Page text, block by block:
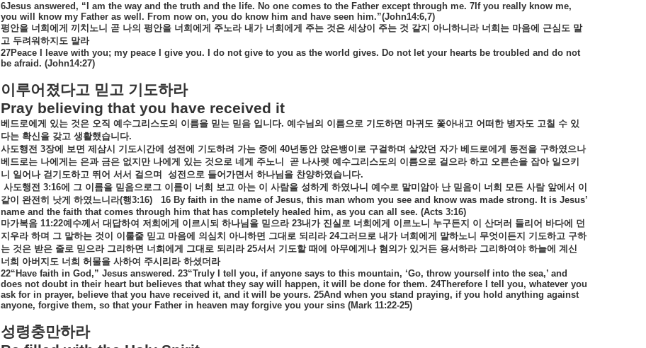
6Jesus answered, “I am the way and the truth and the life. No one comes to the Father except through me. 7If you really know me,
you will know my Father as well. From now on, you do know him and have seen him.”(John14:6,7)
평안을 너희에게 끼치노니 곧 나의 평안을 너희에게 주노라 내가 너희에게 주는 것은 세상이 주는 것 같지 아니하니라 너희는 마음에 근심도 말
고 두려워하지도 말라
27Peace I leave with you; my peace I give you. I do not give to you as the world gives. Do not let your hearts be troubled and do not
be afraid. (John14:27)
이루어졌다고 믿고 기도하라
Pray believing that you have received it
베드로에게 있는 것은 오직 예수그리스도의 이름을 믿는 믿음 입니다. 예수님의 이름으로 기도하면 마귀도 쫓아내고 어떠한 병자도 고칠 수 있
다는 확신을 갖고 생활했습니다.
사도행전 3장에 보면 제삼시 기도시간에 성전에 기도하려 가는 중에 40년동안 앉은뱅이로 구걸하며 살았던 자가 베드로에게 동전을 구하였으나
베드로는 나에게는 은과 금은 없지만 나에게 있는 것으로 네게 주노니 곧 나사렛 예수그리스도의 이름으로 걸으라 하고 오른손을 잡아 일으키
니 일어나 걷기도하고 뛰어 서서 걸으며 성전으로 들어가면서 하나님을 찬양하였습니다.
사도행전 3:16에 그 이름을 믿음으로그 이름이 너희 보고 아는 이 사람을 성하게 하였나니 예수로 말미암아 난 믿음이 너희 모든 사람 앞에서 이
같이 완전히 낫게 하였느니라(행3:16)
16 By faith in the name of Jesus, this man whom you see and know was made strong. It is Jesus’
name and the faith that comes through him that has completely healed him, as you can all see. (Acts 3:16)
마가복음 11:22예수께서 대답하여 저희에게 이르시되 하나님을 믿으라23내가 진실로 너희에게 이르노니 누구든지 이 산더러 들리어 바다에
던
지우라 하며 그 말하는 것이 이룰줄 믿고 마음에 의심치 아니하면 그대로 되리라24그러므로 내가 너희에게 말하노니 무엇이든지 기도하고 구하
는 것은 받은 줄로 믿으라 그리하면 너희에게 그대로 되리라25서서 기도할 때에 아무에게나 혐의가 있거든 용서하라 그리하여야 하늘에 계신
너희 아버지도 너희 허물을 사하여 주시리라 하셨더라
22“Have faith in God,” Jesus answered. 23“Truly I tell you, if anyone says to this mountain, ‘Go, throw yourself into the sea,’ and
does not doubt in their heart but believes that what they say will happen, it will be done for them. 24Therefore I tell you, whatever you
ask for in prayer, believe that you have received it, and it will be yours. 25And when you stand praying, if you hold anything against
anyone, forgive them, so that your Father in heaven may forgive you your sins (Mark 11:22-25)
성령충만하라